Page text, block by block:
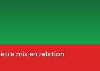
mis en relation